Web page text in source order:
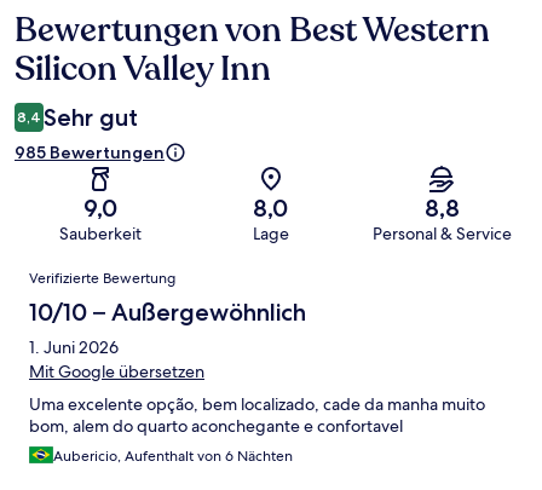
Bewertungen
Bewertungen von Best Western
Silicon Valley Inn
8,4 Sehr gut
985 Bewertungen
9,0
Sauberkeit
8,0
Lage
8,8
Personal & Service
Bewertungen
Verifizierte Bewertung
10/10 – Außergewöhnlich
1. Juni 2026
Mit Google übersetzen
Uma excelente opção, bem localizado, cade da manha muito
bom, alem do quarto aconchegante e confortavel
Aubericio, Aufenthalt von 6 Nächten